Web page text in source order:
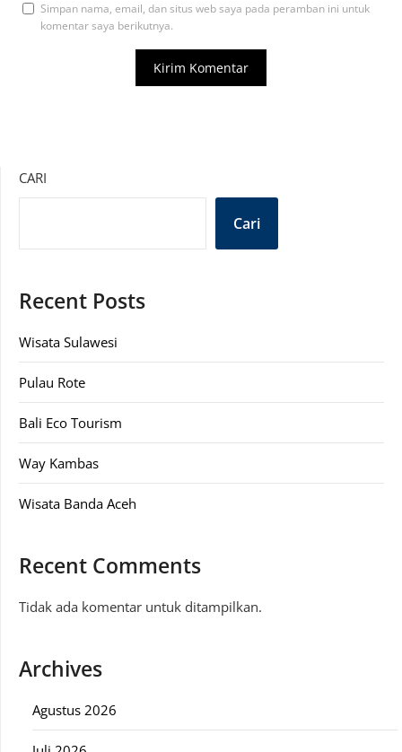
Simpan nama, email, dan situs web saya pada peramban ini untuk
komentar saya berikutnya.
CARI
Cari
Recent Posts
Wisata Sulawesi
Pulau Rote
Bali Eco Tourism
Way Kambas
Wisata Banda Aceh
Recent Comments
Tidak ada komentar untuk ditampilkan.
Archives
Agustus 2026